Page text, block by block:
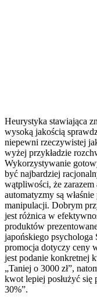
Heurystyka stawiająca
wysoką jakością
niepewni rzeczywistej
wyżej przykładzie
Wykorzystywanie
być najbardziej
wątpliwości, że
automatyzmy są
manipulacji. Dobrym
jest różnica w
produktów
japońskiego psychologa
promocja dotyczy ceny
jest podanie konkretnej
„Taniej o 3000 zł”,
kwot lepiej posłużyć się
30%”.